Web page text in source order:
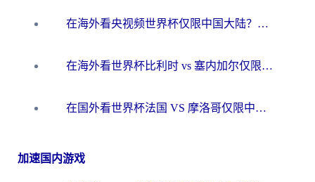
在海外看央视频世界杯仅限中国大陆？这篇指南帮你解锁中文解说+无卡顿直播
在海外看世界杯比利时 vs 塞内加尔仅限中国大陆？我找到了最流畅的中文解说之路
在国外看世界杯法国 VS 摩洛哥仅限中国大陆？海外党这样看中文解说赛事不卡顿
加速国内游戏